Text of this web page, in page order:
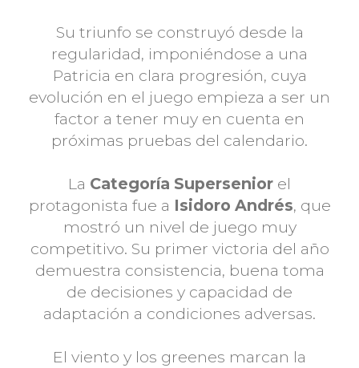
Su triunfo se construyó desde la
regularidad, imponiéndose a una
Patricia en clara progresión, cuya
evolución en el juego empieza a ser un
factor a tener muy en cuenta en
próximas pruebas del calendario.
La Categoría Supersenior el
protagonista fue a Isidoro Andrés, que
mostró un nivel de juego muy
competitivo. Su primer victoria del año
demuestra consistencia, buena toma
de decisiones y capacidad de
adaptación a condiciones adversas.
El viento y los greenes marcan la